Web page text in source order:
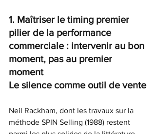
1. Maîtriser le timing premier
pilier de la performance
commerciale : intervenir au bon
moment, pas au premier
moment
Le silence comme outil de vente
Neil Rackham, dont les travaux sur la
méthode SPIN Selling (1988) restent